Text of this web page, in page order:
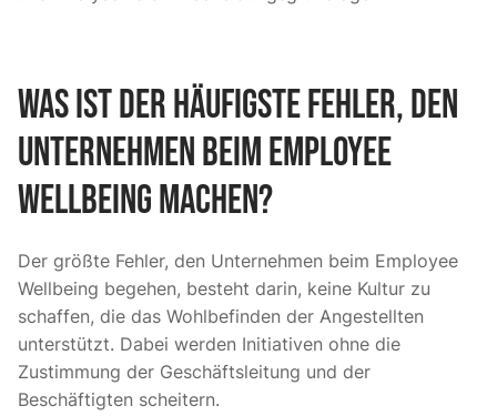
Was ist der häufigste Fehler, den
Unternehmen beim Employee
Wellbeing machen?
Der größte Fehler, den Unternehmen beim Employee
Wellbeing begehen, besteht darin, keine Kultur zu
schaffen, die das Wohlbefinden der Angestellten
unterstützt. Dabei werden Initiativen ohne die
Zustimmung der Geschäftsleitung und der
Beschäftigten scheitern.